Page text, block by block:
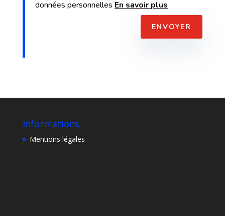
données personnellesEn savoir plus
ENVOYER
Informations
Mentions légales